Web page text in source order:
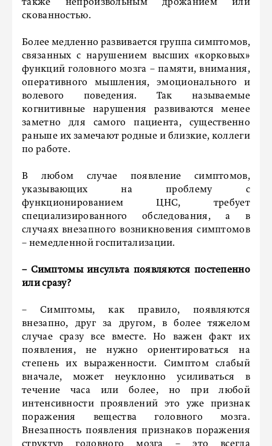
также непроизвольным дрожанием или
скованностью.
Более медленно развивается группа симптомов,
связанных с нарушением высших «корковых»
функций головного мозга – памяти, внимания,
оперативного мышления, эмоционального и
волевого поведения. Так называемые
когнитивные нарушения развиваются менее
заметно для самого пациента, существенно
раньше их замечают родные и близкие, коллеги
по работе.
В любом случае появление симптомов,
указывающих на проблему с
функционированием ЦНС, требует
специализированного обследования, а в
случаях внезапного возникновения симптомов
– немедленной госпитализации.
– Симптомы инсульта появляются постепенно
или сразу?
– Симптомы, как правило, появляются
внезапно, друг за другом, в более тяжелом
случае сразу все вместе. Но важен факт их
появления, не нужно ориентироваться на
степень их выраженности. Симптом слабый
вначале, может неуклонно усиливаться в
течение часа или более, но при любой
интенсивности проявлений это уже признак
поражения вещества головного мозга.
Внезапность появления признаков поражения